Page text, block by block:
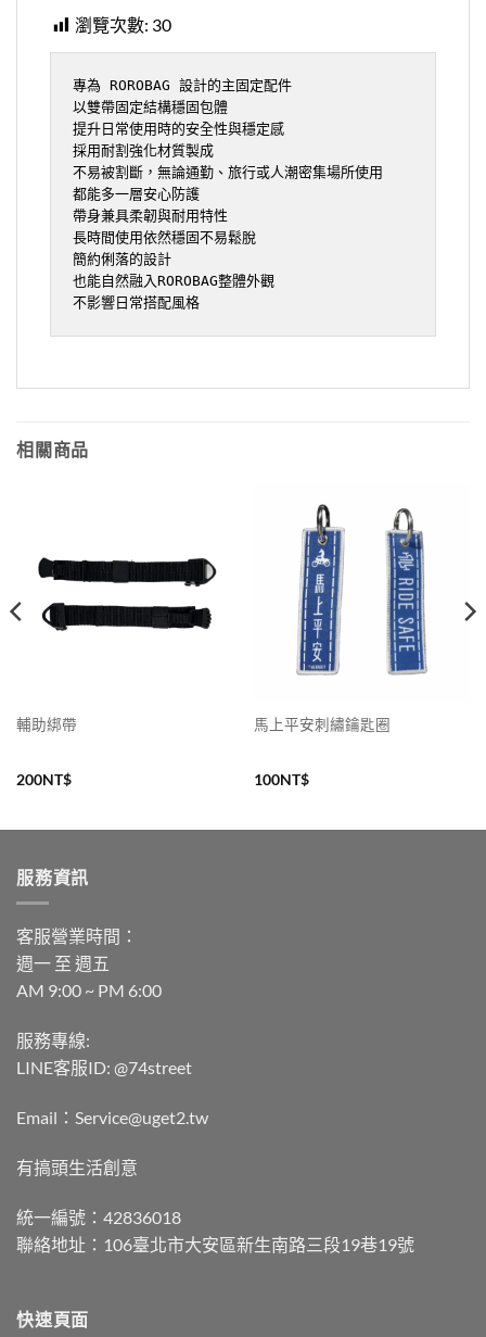
瀏覽次數: 30
專為 ROROBAG 設計的主固定配件
以雙帶固定結構穩固包體
提升日常使用時的安全性與穩定感
採用耐割強化材質製成
不易被割斷，無論通勤、旅行或人潮密集場所使用
都能多一層安心防護
帶身兼具柔韌與耐用特性
長時間使用依然穩固不易鬆脫
簡約俐落的設計
也能自然融入ROROBAG整體外觀
不影響日常搭配風格
相關商品
輔助綁帶
200NT$
馬上平安刺繡鑰匙圈
100NT$
服務資訊
客服營業時間：
週一 至 週五
AM 9:00 ~ PM 6:00
服務專線:
LINE客服ID: @74street
Email：Service@uget2.tw
有搞頭生活創意
統一編號：42836018
聯絡地址：106臺北市大安區新生南路三段19巷19號
快速頁面